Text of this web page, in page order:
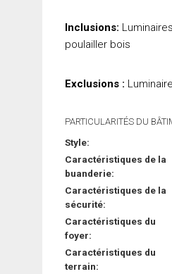
Inclusions:
poulailler bois
Exclusions :
PARTICULARITÉS DU
Style:
Caractéristiques de la
buanderie:
Caractéristiques de la
sécurité:
Caractéristiques du
foyer:
Caractéristiques du
terrain: